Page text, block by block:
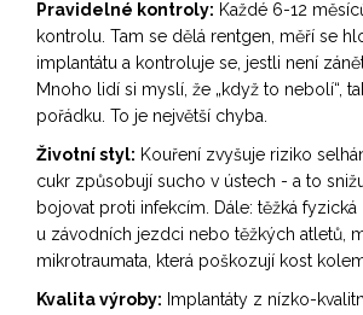
Pravidelné kontroly: Každé 6-12
kontrolu. Tam se dělá rentgen, měří se
implantátu a kontroluje se, jestli není
Mnoho lidí si myslí, že „když to nebolí“,
pořádku. To je největší chyba.
Životní styl: Kouření zvyšuje riziko
cukr způsobují sucho v ústech - a to
bojovat proti infekcím. Dále: těžká
u závodních jezdci nebo těžkých atletů,
mikrotraumata, která poškozují kost
Kvalita výroby: Implantáty z nízko-